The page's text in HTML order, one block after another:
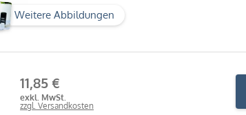
Weitere Abbildungen
11,85 €
exkl. MwSt.
zzgl. Versandkosten